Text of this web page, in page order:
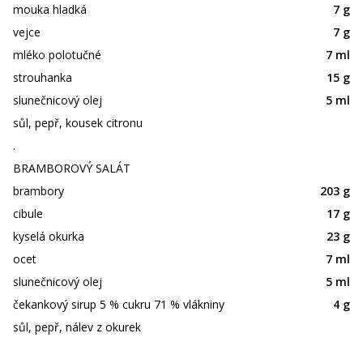
mouka hladká
7 g
vejce
7 g
mléko polotučné
7 ml
strouhanka
15 g
slunečnicový olej
5 ml
sůl, pepř, kousek citronu
.
BRAMBOROVÝ SALÁT
brambory
203 g
cibule
17 g
kyselá okurka
23 g
ocet
7 ml
slunečnicový olej
5 ml
čekankový sirup 5 % cukru 71 % vlákniny
4 g
sůl, pepř, nálev z okurek